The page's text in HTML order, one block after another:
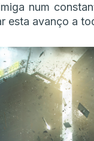
num
esta avanço a